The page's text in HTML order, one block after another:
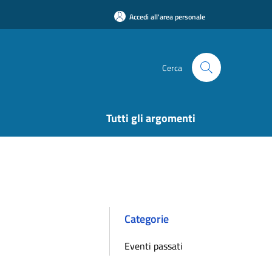
Accedi all'area personale
Cerca
Tutti gli argomenti
Categorie
Eventi passati